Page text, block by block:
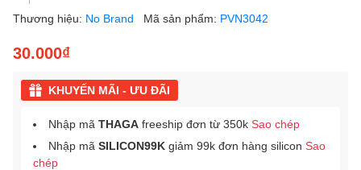
Thương hiệu: No Brand Mã sản phẩm: PVN3042
30.000₫
KHUYẾN MÃI - ƯU ĐÃI
Nhập mã THAGA freeship đơn từ 350k Sao chép
Nhập mã SILICON99K giảm 99k đơn hàng silicon Sao
chép